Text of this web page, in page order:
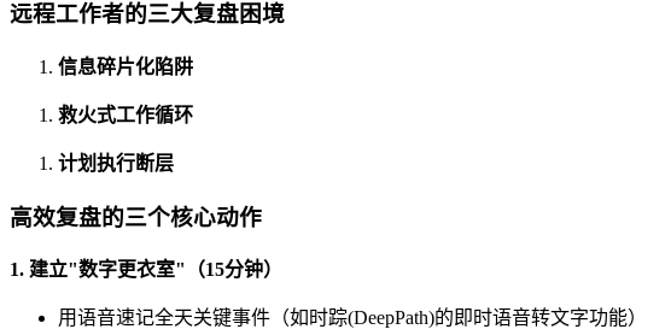
远程工作者的三大复盘困境
信息碎片化陷阱
救火式工作循环
计划执行断层
高效复盘的三个核心动作
1. 建立"数字更衣室"（15分钟）
用语音速记全天关键事件（如时踪(DeepPath)的即时语音转文字功能）